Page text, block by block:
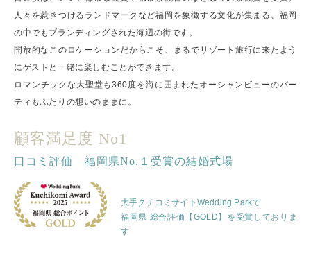
人々を惹きつけるランドマークなど福岡を象徴する文化が集まる、福岡
の中でもブランディングされた海辺の街です。
開放的なこのロケーションだからこそ、まるでリゾート旅行に来たよう
にゲストと一緒に楽しむことができます。
ロマンチックな大聖堂も360度を海に囲まれたオーシャンビューのパー
ティもふたりの想いのままに。
顧客満足度 No1
口コミ評価 福岡県No.１受賞の結婚式場
大手クチコミサイトWedding Parkで
福岡県 総合評価【GOLD】を受賞しておりま
す